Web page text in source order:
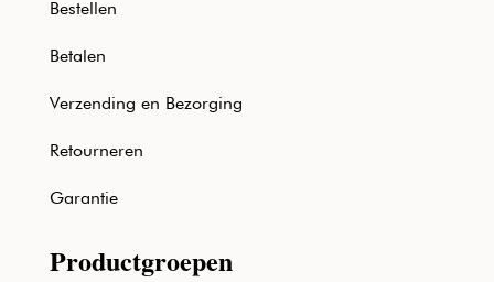
Bestellen
Betalen
Verzending en Bezorging
Retourneren
Garantie
Productgroepen